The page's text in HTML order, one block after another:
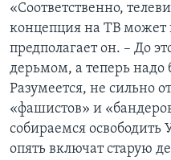
«Соответственно,
концепция на ТВ может
предполагает он. – До
дерьмом, а теперь надо
Разумеется, не сильно
«фашистов» и
собираемся освободить
опять включат старую